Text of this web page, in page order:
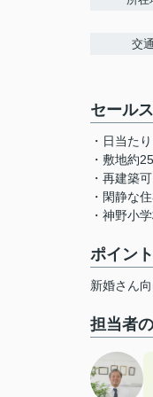
交通
セール
・日当た
・敷地約
・再建築可
・閑静な
・神野小
ポイント
新婚さん
担当者